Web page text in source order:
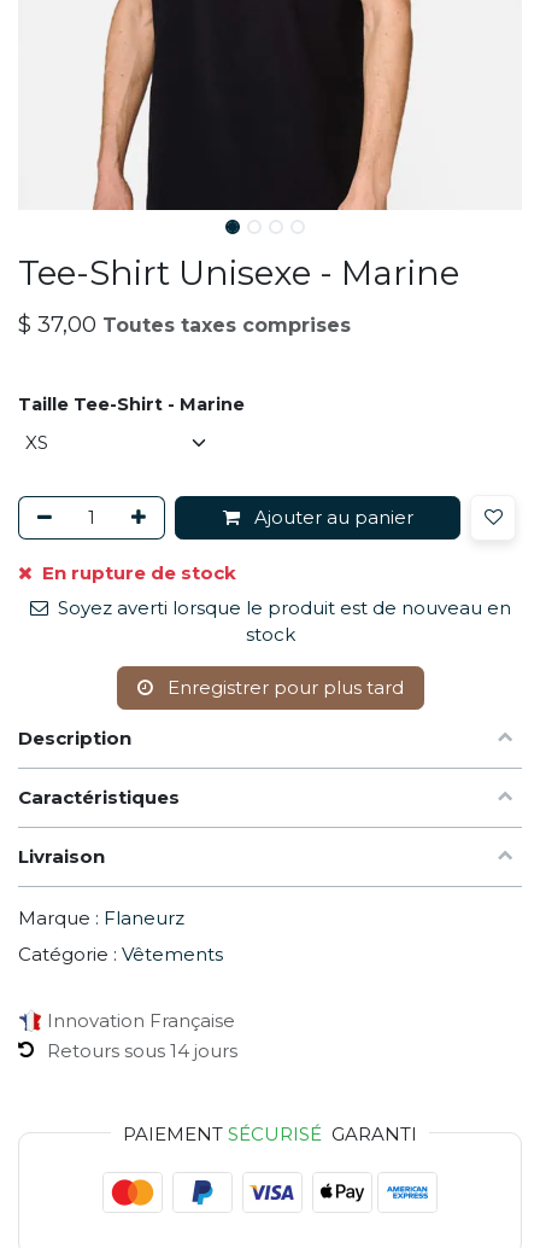
Tee-Shirt Unisexe - Marine
$ 37,00 Toutes taxes comprises
Taille Tee-Shirt - Marine
Ajouter au panier
En rupture de stock
Soyez averti lorsque le produit est de nouveau en
stock
Enregistrer pour plus tard
Description
Caractéristiques
Livraison
Marque : Flaneurz
Catégorie : Vêtements
Innovation Française
Retours sous 14 jours
PAIEMENT SÉCURISÉ GARANTI